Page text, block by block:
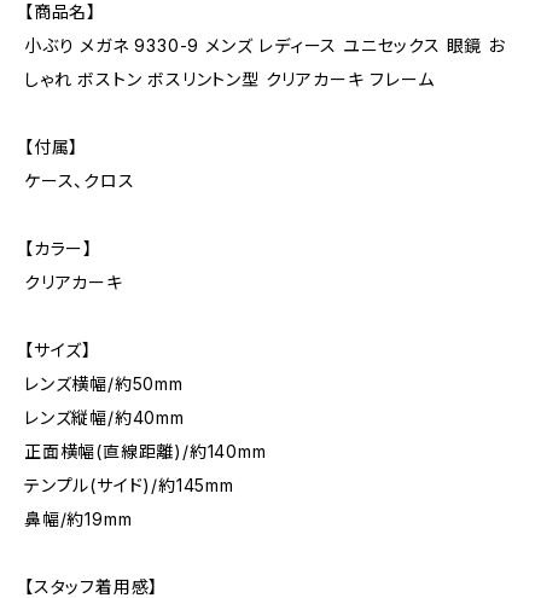
【商品名】
小ぶり メガネ 9330-9 メンズ レディース ユニセックス 眼鏡 お
しゃれ ボストン ボスリントン型 クリアカーキ フレーム
【付属】
ケース、クロス
【カラー】
クリアカーキ
【サイズ】
レンズ横幅/約50mm
レンズ縦幅/約40mm
正面横幅(直線距離)/約140mm
テンプル(サイド)/約145mm
鼻幅/約19mm
【スタッフ着用感】